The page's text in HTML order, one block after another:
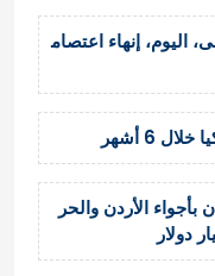
اليوم، إنهاء اعتصام
بأجواء الأردن والحر